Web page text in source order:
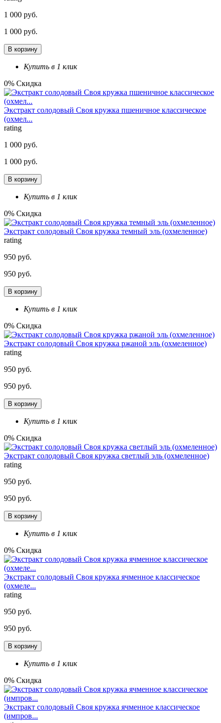
1 000 руб.
1 000 руб.
В корзину
Купить в 1 клик
0% Скидка
Экстракт солодовый Своя кружка пшеничное классическое
(охмел...
rating
1 000 руб.
1 000 руб.
В корзину
Купить в 1 клик
0% Скидка
Экстракт солодовый Своя кружка темный эль (охмеленное)
rating
950 руб.
950 руб.
В корзину
Купить в 1 клик
0% Скидка
Экстракт солодовый Своя кружка ржаной эль (охмеленное)
rating
950 руб.
950 руб.
В корзину
Купить в 1 клик
0% Скидка
Экстракт солодовый Своя кружка светлый эль (охмеленное)
rating
950 руб.
950 руб.
В корзину
Купить в 1 клик
0% Скидка
Экстракт солодовый Своя кружка ячменное классическое
(охмеле...
rating
950 руб.
950 руб.
В корзину
Купить в 1 клик
0% Скидка
Экстракт солодовый Своя кружка ячменное классическое
(импров...